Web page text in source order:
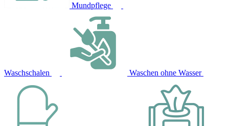
Mundpflege
Waschschalen Waschen ohne Wasser